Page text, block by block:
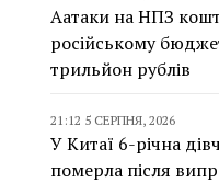
Аатаки на НПЗ
російському
трильйон рублів
21:12 5 СЕРПНЯ, 2026
У Китаї 6-річна
померла після